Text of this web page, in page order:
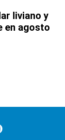
liviano y
en agosto